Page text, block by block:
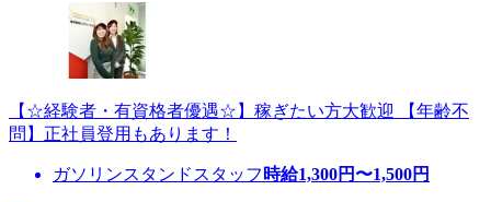
【☆経験者・有資格者優遇☆】稼ぎたい方大歓迎 【年齢不
問】正社員登用もあります！
ガソリンスタンドスタッフ 時給1,300円〜1,500円